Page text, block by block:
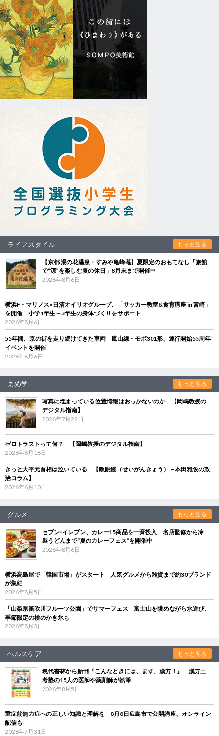
ライフスタイル もっと見る
【京都 湯の花温泉・すみや亀峰菴】夏限定のおもてなし「旅館
で“涼”を楽しむ夏の休日」8月末まで開催中
2026年8月6日
横浜F・マリノス×日清オイリオグループ、「サッカー教室&食育講座 in 宮崎」
を開催 小学1年生～3年生の身体づくりをサポート
2026年8月6日
55年間、京の街を走り続けてきた車両 嵐山線・モボ301形、運行開始55周年
イベントを開催
2026年8月6日
まめ学 もっと見る
写真に埋まっている位置情報はおっかないのか 【岡嶋教授の
デジタル指南】
2026年7月22日
ゼロトラストって何？ 【岡嶋教授のデジタル指南】
2026年6月18日
きっと大平元首相は泣いている 【政眼鏡（せいがんきょう）－本田雅俊の政
治コラム】
2026年6月10日
グルメ もっと見る
セブン‐イレブン、カレー15商品を一斉投入 名店監修から冷
製うどんまで“夏のカレーフェス”を開催中
2026年8月6日
横浜高島屋で「韓国市場」がスタート 人気グルメから雑貨まで約30ブランド
が集結
2026年8月5日
「山梨県笛吹川フルーツ公園」でサマーフェス 富士山を眺めながら水遊び、
季節限定の桃のかき氷も
2026年8月3日
ヘルスケア もっと見る
現代書林から新刊『こんなときには、まず、漢方！』 漢方三
考塾の15人の医師や薬剤師が執筆
2026年8月5日
重症筋無力症への正しい知識と理解を 8月8日広島市で公開講座、オンライン
配信も
2026年7月31日